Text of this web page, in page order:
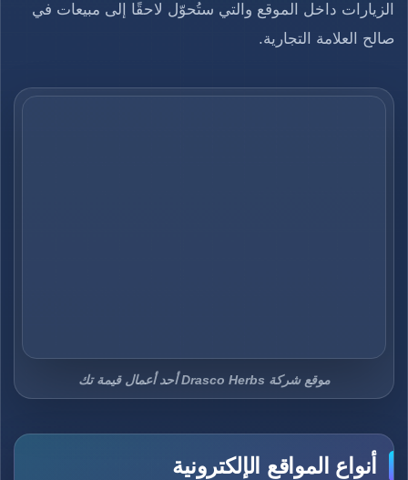
الزيارات داخل الموقع والتي ستُحوّل لاحقًا إلى مبيعات في
صالح العلامة التجارية.
موقع شركة Drasco Herbs أحد أعمال قيمة تك
أنواع المواقع الإلكترونية